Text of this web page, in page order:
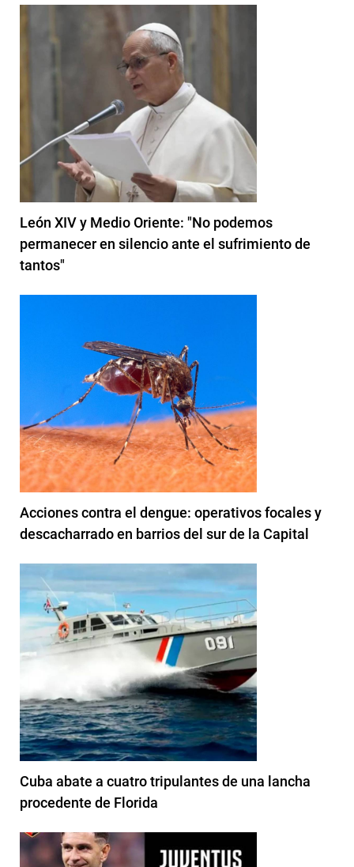
León XIV y Medio Oriente: "No podemos
permanecer en silencio ante el sufrimiento de
tantos"
Acciones contra el dengue: operativos focales y
descacharrado en barrios del sur de la Capital
Cuba abate a cuatro tripulantes de una lancha
procedente de Florida